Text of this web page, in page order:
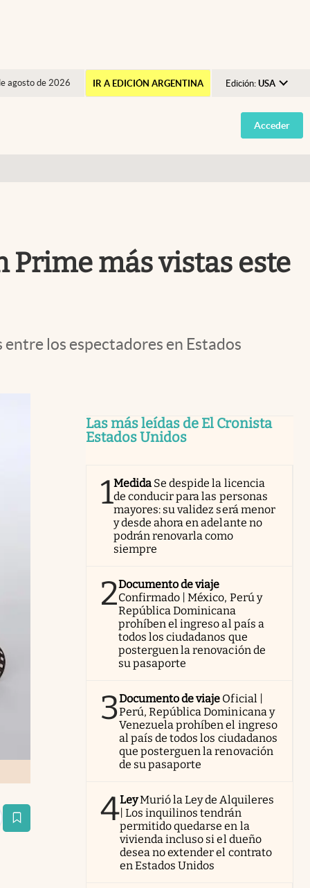
agosto de 2026 IR A EDICIÓN ARGENTINA Edición: USA
Argentina
España
Acceder
Prime más vistas este
los espectadores en Estados
Las más leídas de El Cronista
Estados Unidos
1Medida Se despide la licencia
de conducir para las personas
mayores: su validez será menor
y desde ahora en adelante no
podrán renovarla como
siempre
2Documento de viaje
Confirmado | México, Perú y
República Dominicana
prohíben el ingreso al país a
todos los ciudadanos que
posterguen la renovación de
su pasaporte
3Documento de viaje Oficial |
Perú, República Dominicana y
Venezuela prohíben el ingreso
al país de todos los ciudadanos
que posterguen la renovación
de su pasaporte
4LeyMurió la Ley de Alquileres
| Los inquilinos tendrán
permitido quedarse en la
vivienda incluso si el dueño
desea no extender el contrato
en Estados Unidos